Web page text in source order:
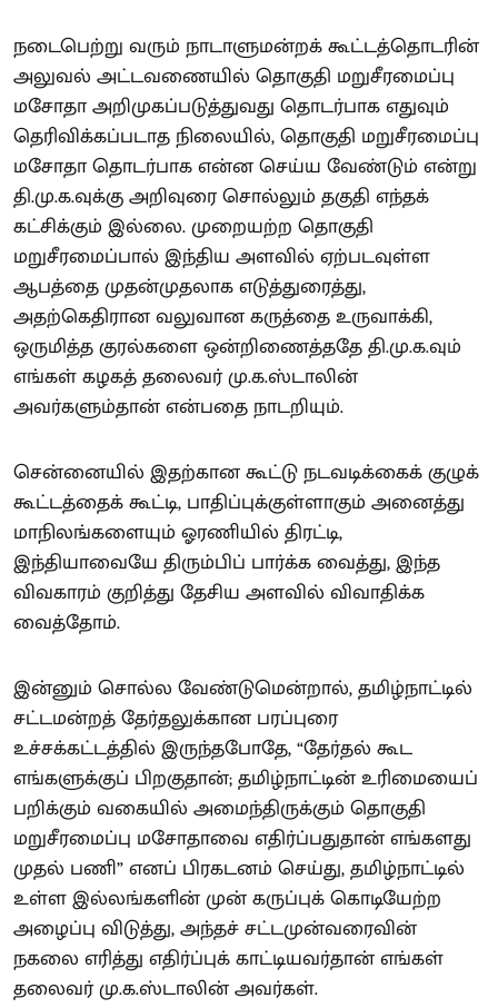
நடைபெற்று வரும் நாடாளுமன்றக் கூட்டத்தொடரின்
அலுவல் அட்டவணையில் தொகுதி மறுசீரமைப்பு
மசோதா அறிமுகப்படுத்துவது தொடர்பாக எதுவும்
தெரிவிக்கப்படாத நிலையில், தொகுதி மறுசீரமைப்பு
மசோதா தொடர்பாக என்ன செய்ய வேண்டும் என்று
தி.மு.க.வுக்கு அறிவுரை சொல்லும் தகுதி எந்தக்
கட்சிக்கும் இல்லை. முறையற்ற தொகுதி
மறுசீரமைப்பால் இந்திய அளவில் ஏற்படவுள்ள
ஆபத்தை முதன்முதலாக எடுத்துரைத்து,
அதற்கெதிரான வலுவான கருத்தை உருவாக்கி,
ஒருமித்த குரல்களை ஒன்றிணைத்ததே தி.மு.க.வும்
எங்கள் கழகத் தலைவர் மு.க.ஸ்டாலின்
அவர்களும்தான் என்பதை நாடறியும்.
சென்னையில் இதற்கான கூட்டு நடவடிக்கைக் குழுக்
கூட்டத்தைக் கூட்டி, பாதிப்புக்குள்ளாகும் அனைத்து
மாநிலங்களையும் ஓரணியில் திரட்டி,
இந்தியாவையே திரும்பிப் பார்க்க வைத்து, இந்த
விவகாரம் குறித்து தேசிய அளவில் விவாதிக்க
வைத்தோம்.
இன்னும் சொல்ல வேண்டுமென்றால், தமிழ்நாட்டில்
சட்டமன்றத் தேர்தலுக்கான பரப்புரை
உச்சக்கட்டத்தில் இருந்தபோதே, “தேர்தல் கூட
எங்களுக்குப் பிறகுதான்; தமிழ்நாட்டின் உரிமையைப்
பறிக்கும் வகையில் அமைந்திருக்கும் தொகுதி
மறுசீரமைப்பு மசோதாவை எதிர்ப்பதுதான் எங்களது
முதல் பணி” எனப் பிரகடனம் செய்து, தமிழ்நாட்டில்
உள்ள இல்லங்களின் முன் கருப்புக் கொடியேற்ற
அழைப்பு விடுத்து, அந்தச் சட்டமுன்வரைவின்
நகலை எரித்து எதிர்ப்புக் காட்டியவர்தான் எங்கள்
தலைவர் மு.க.ஸ்டாலின் அவர்கள்.